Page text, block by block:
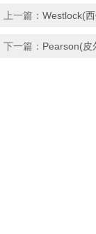
上一篇： Westlock(
下一篇： Pearson(皮